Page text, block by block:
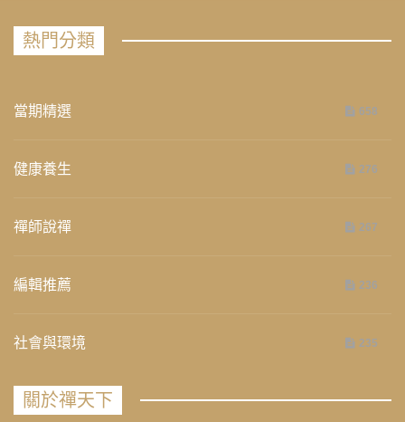
熱門分類
當期精選 658
健康養生 276
禪師說禪 267
編輯推薦 236
社會與環境 235
關於禪天下